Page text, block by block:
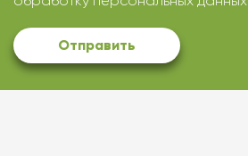
Отправить